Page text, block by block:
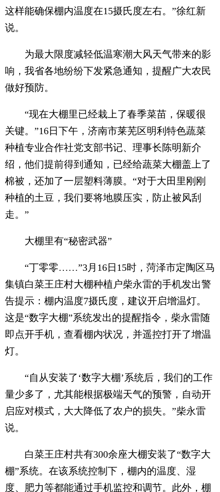
这样能确保棚内温度在15摄氏度左右。”徐红新
说。
为最大限度减轻低温寒潮大风天气带来的影
响，我省各地纷纷下发紧急通知，提醒广大农民
做好预防。
“现在大棚里已经栽上了春季菜苗，保暖很
关键。”16日下午，济南市莱芜区明利特色蔬菜
种植专业合作社党支部书记、理事长陈明新介
绍，他们提前得到通知，已经给蔬菜大棚盖上了
棉被，还加了一层塑料薄膜。“对于大田里刚刚
种植的土豆，我们要将地膜压实，防止被风刮
走。”
大棚里有“秘密武器”
“丁零零……”3月16日15时，菏泽市定陶区马
集镇白菜王庄村大棚种植户柴永雷的手机发出警
告提示：棚内温度7摄氏度，建议开启增温灯。
这是“数字大棚”系统发出的提醒指令，柴永雷随
即点开手机，查看棚内状况，并遥控打开了增温
灯。
“自从安装了‘数字大棚’系统后，我们的工作
量少多了，尤其能根据极端天气的预警，自动开
启应对模式，大大降低了农户的损失。”柴永雷
说。
白菜王庄村共有300余座大棚安装了“数字大
棚”系统。在该系统控制下，棚内的温度、湿
度、肥力等都能通过手机监控和调节。此外，棚